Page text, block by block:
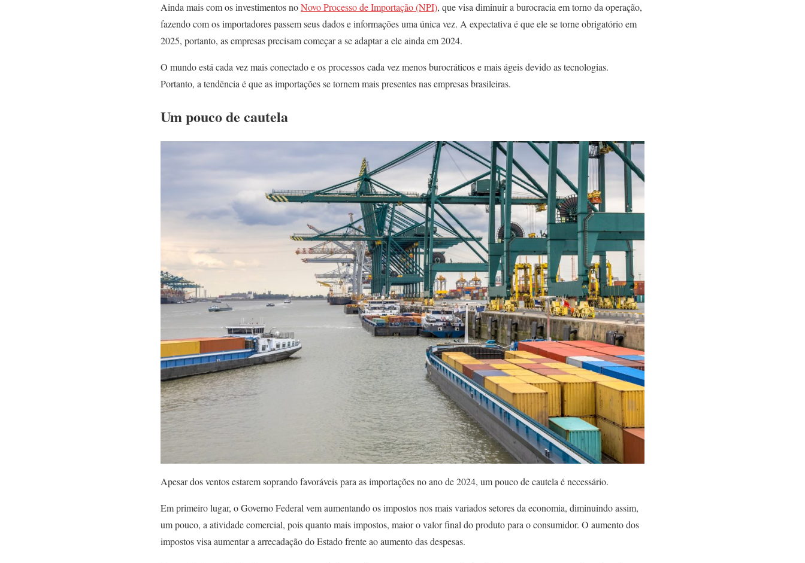
Ainda mais com os investimentos noNovo Processo de Importação (NPI), que visa diminuir a burocracia em torno da operação,
fazendo com os importadores passem seus dados e informações uma única vez. A expectativa é que ele se torne obrigatório em
2025, portanto, as empresas precisam começar a se adaptar a ele ainda em 2024.
O mundo está cada vez mais conectado e os processos cada vez menos burocráticos e mais ágeis devido as tecnologias.
Portanto, a tendência é que as importações se tornem mais presentes nas empresas brasileiras.
Um pouco de cautela
Apesar dos ventos estarem soprando favoráveis para as importações no ano de 2024, um pouco de cautela é necessário.
Em primeiro lugar, o Governo Federal vem aumentando os impostos nos mais variados setores da economia, diminuindo assim,
um pouco, a atividade comercial, pois quanto mais impostos, maior o valor final do produto para o consumidor. O aumento dos
impostos visa aumentar a arrecadação do Estado frente ao aumento das despesas.